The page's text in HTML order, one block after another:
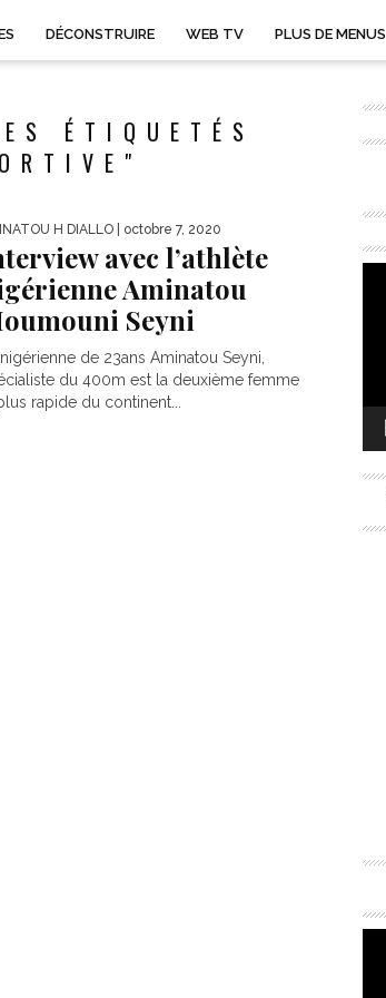
DÉCONSTRUIRE WEB TV PLUS DE MENUS
ÉTIQUETÉS
H DIALLO | octobre 7, 2020
avec l’athlète
Aminatou
Seyni
nigérienne de 23ans Aminatou Seyni,
du 400m est la deuxième femme
rapide du continent...